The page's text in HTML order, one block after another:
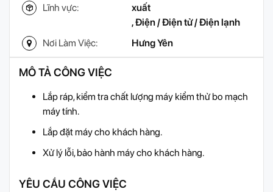
Lĩnh vực:
xuất
,Điện / Điện tử / Điện lạnh
Nơi Làm Việc:
Hưng Yên
MÔ TẢ CÔNG VIỆC
Lắp ráp, kiểm tra chất lượng máy kiểm thử bo mạch
máy tính.
Lắp đặt máy cho khách hàng.
Xử lý lỗi, bảo hành máy cho khách hàng.
YÊU CẦU CÔNG VIỆC